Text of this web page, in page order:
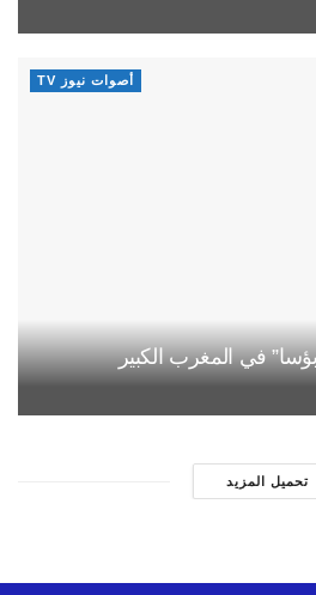
أصوات نيوز TV
بؤسا” في المغرب الكبير
تحميل المزيد